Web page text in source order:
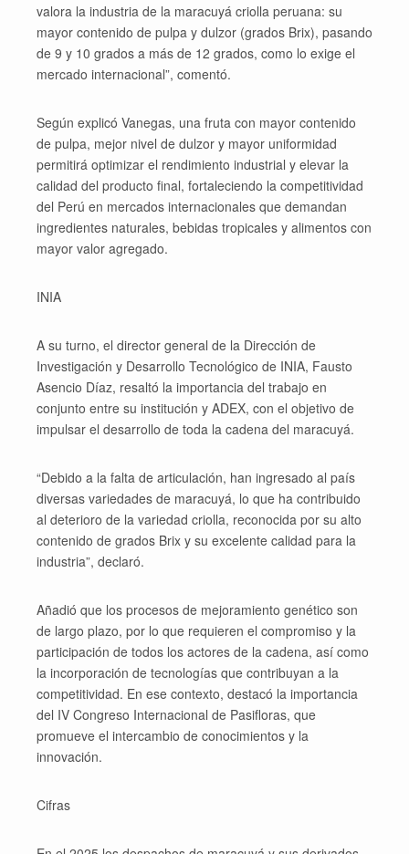
valora la industria de la maracuyá criolla peruana: su
mayor contenido de pulpa y dulzor (grados Brix), pasando
de 9 y 10 grados a más de 12 grados, como lo exige el
mercado internacional”, comentó.
Según explicó Vanegas, una fruta con mayor contenido
de pulpa, mejor nivel de dulzor y mayor uniformidad
permitirá optimizar el rendimiento industrial y elevar la
calidad del producto final, fortaleciendo la competitividad
del Perú en mercados internacionales que demandan
ingredientes naturales, bebidas tropicales y alimentos con
mayor valor agregado.
INIA
A su turno, el director general de la Dirección de
Investigación y Desarrollo Tecnológico de INIA, Fausto
Asencio Díaz, resaltó la importancia del trabajo en
conjunto entre su institución y ADEX, con el objetivo de
impulsar el desarrollo de toda la cadena del maracuyá.
“Debido a la falta de articulación, han ingresado al país
diversas variedades de maracuyá, lo que ha contribuido
al deterioro de la variedad criolla, reconocida por su alto
contenido de grados Brix y su excelente calidad para la
industria”, declaró.
Añadió que los procesos de mejoramiento genético son
de largo plazo, por lo que requieren el compromiso y la
participación de todos los actores de la cadena, así como
la incorporación de tecnologías que contribuyan a la
competitividad. En ese contexto, destacó la importancia
del IV Congreso Internacional de Pasifloras, que
promueve el intercambio de conocimientos y la
innovación.
Cifras